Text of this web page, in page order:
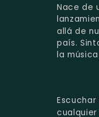
Nace de
allá de
país.
la
Escuchar